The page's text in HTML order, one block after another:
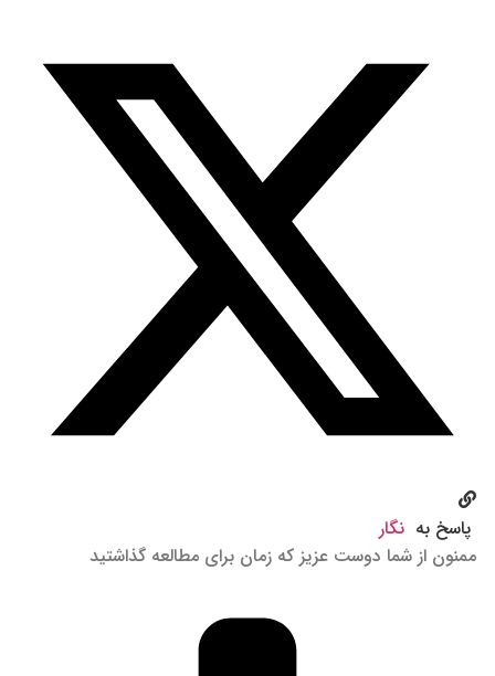
پاسخ به نگار
ممنون از شما دوست عزیز که زمان برای مطالعه گذاشتید